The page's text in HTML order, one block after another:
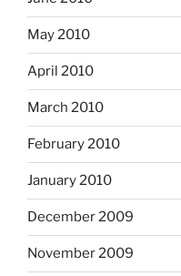
May 2010
April 2010
March 2010
February 2010
January 2010
December 2009
November 2009